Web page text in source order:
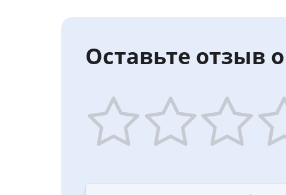
Оставьте отзыв